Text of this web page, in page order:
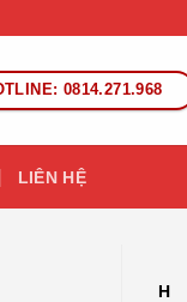
0814.271.968
LIÊN HỆ
H